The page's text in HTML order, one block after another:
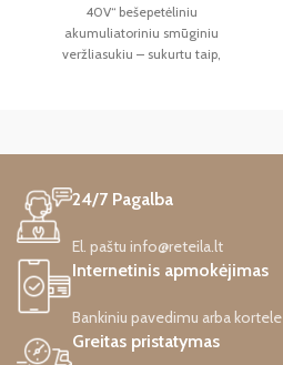
40V“ bešepetėliniu
akumuliatoriniu smūginiu
veržliasukiu – sukurtu taip,
1200 Nm, gali pasiekti daug
žmogus galėtų pasiekti įprastu
24/7 Pagalba
El. paštu info@reteila.lt
Internetinis apmokėjimas
Bankiniu pavedimu arba kortele
Greitas pristatymas